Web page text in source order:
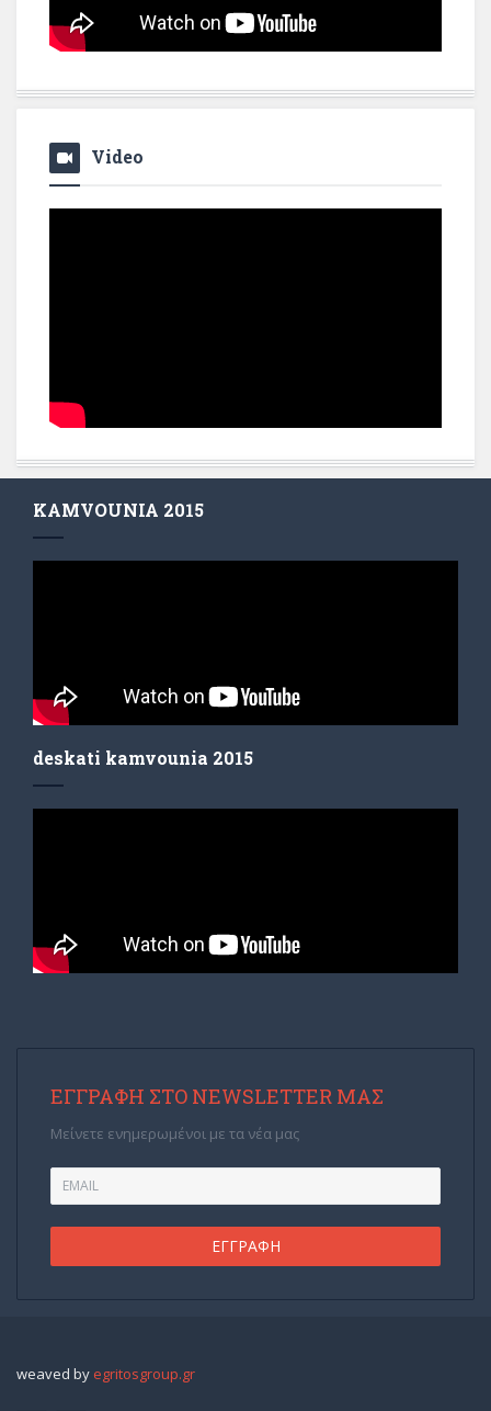
Video
KAMVOUNIA 2015
deskati kamvounia 2015
ΕΓΓΡΑΦΉ ΣΤΟ NEWSLETTER ΜΑΣ
Μείνετε ενημερωμένοι με τα νέα μας
weaved by egritosgroup.gr